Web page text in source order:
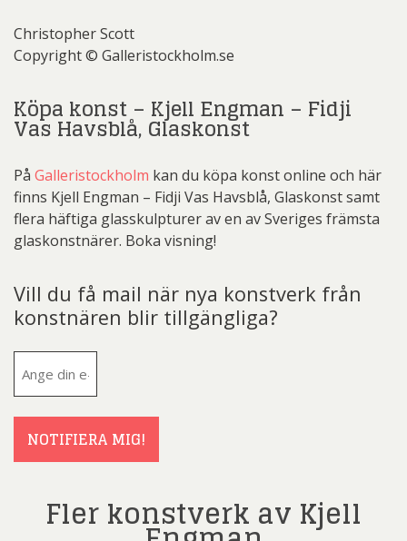
Christopher Scott
Copyright © Galleristockholm.se
Köpa konst – Kjell Engman – Fidji
Vas Havsblå, Glaskonst
På Galleristockholm kan du köpa konst online och här
finns Kjell Engman – Fidji Vas Havsblå, Glaskonst samt
flera häftiga glasskulpturer av en av Sveriges främsta
glaskonstnärer. Boka visning!
Vill du få mail när nya konstverk från
konstnären blir tillgängliga?
NOTIFIERA MIG!
Fler konstverk av Kjell